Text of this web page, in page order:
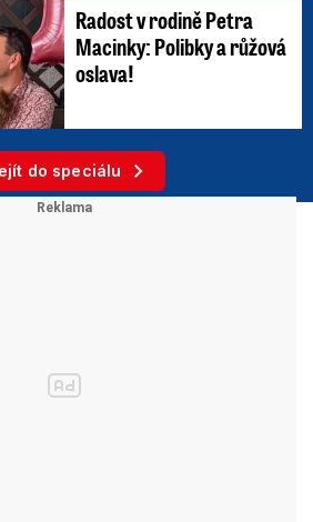
Radost v rodině Petra
Macinky: Polibky a růžová
oslava!
do speciálu